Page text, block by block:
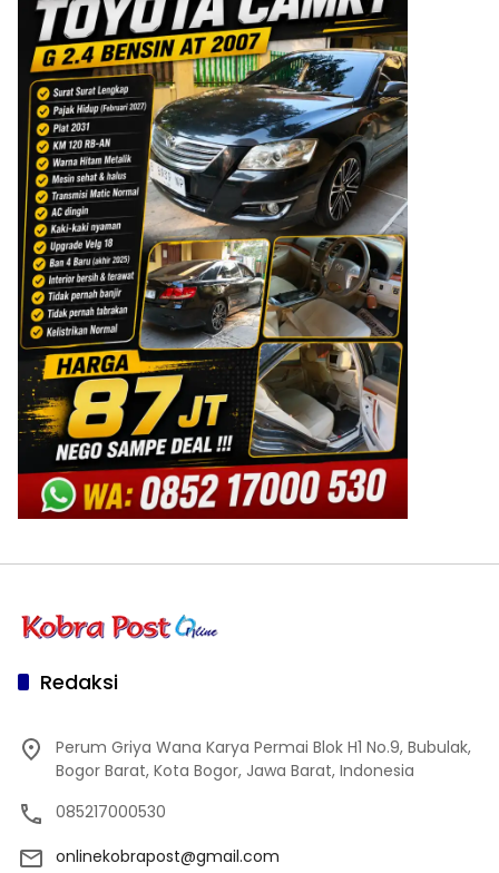
Redaksi
Perum Griya Wana Karya Permai Blok H1 No.9, Bubulak,
Bogor Barat, Kota Bogor, Jawa Barat, Indonesia
085217000530
onlinekobrapost@gmail.com